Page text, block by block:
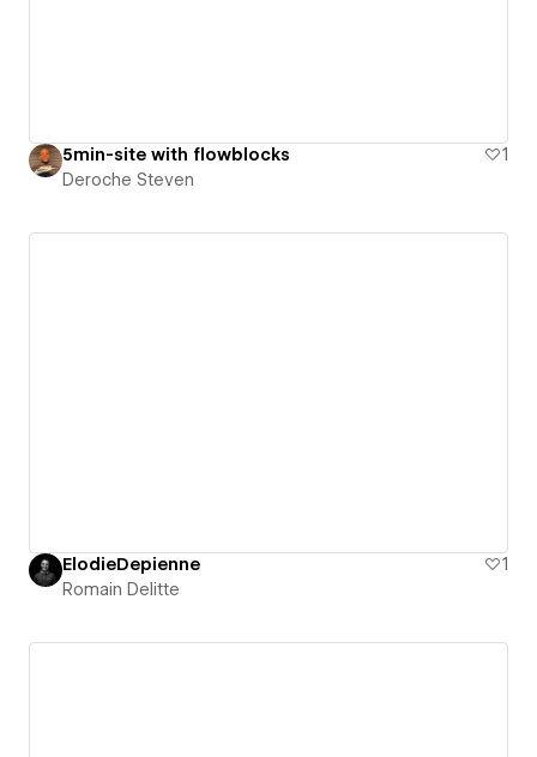
5min-site with flowblocks
1
Deroche Steven
ElodieDepienne
1
Romain Delitte